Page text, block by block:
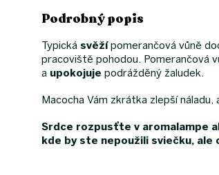
Podrobný popis
Typická svěží pomerančová vůně
pracoviště pohodou. Pomerančová
a upokojuje podrážděný žaludek.
Macocha Vám zkrátka zlepší
Srdce rozpusťte v aromalampe
kde by ste nepoužili sviečku,